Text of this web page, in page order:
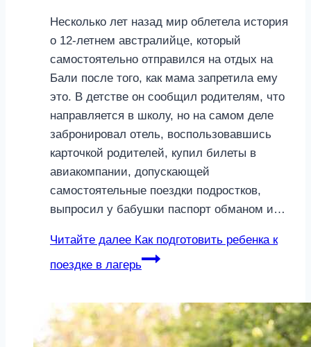
Несколько лет назад мир облетела история
о 12-летнем австралийце, который
самостоятельно отправился на отдых на
Бали после того, как мама запретила ему
это. В детстве он сообщил родителям, что
направляется в школу, но на самом деле
забронировал отель, воспользовавшись
карточкой родителей, купил билеты в
авиакомпании, допускающей
самостоятельные поездки подростков,
выпросил у бабушки паспорт обманом и…
Читайте далее Как подготовить ребенка к
поездке в лагерь